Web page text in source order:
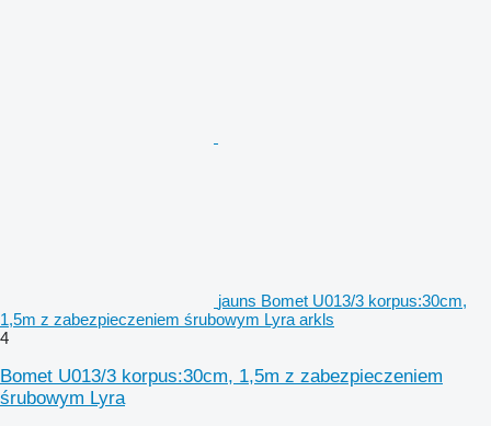
jauns Bomet U013/3 korpus:30cm,
1,5m z zabezpieczeniem śrubowym Lyra arkls
4
Bomet U013/3 korpus:30cm, 1,5m z zabezpieczeniem
śrubowym Lyra